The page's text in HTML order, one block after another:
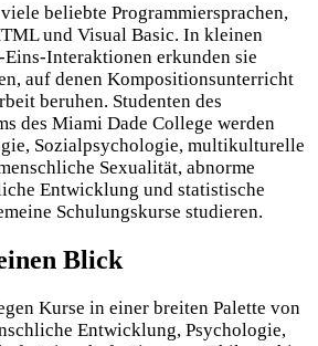
beliebte Programmiersprachen,
und Visual Basic. In kleinen
Interaktionen erkunden sie
auf denen Kompositionsunterricht
beruhen. Studenten des
des Miami Dade College werden
Sozialpsychologie, multikulturelle
Sexualität, abnorme
Entwicklung und statistische
Schulungskurse studieren.
Blick
Kurse in einer breiten Palette von
Entwicklung, Psychologie,